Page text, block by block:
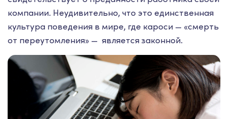
компании. Неудивительно, что это единственная
культура поведения в мире, где кароси — «смерть
от переутомления» — является законной.